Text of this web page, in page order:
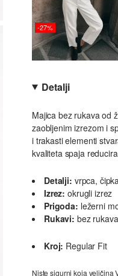
-27%
Detalji
Majica bez rukava od
zaobljenim izrezom i
i trakasti elementi
kvaliteta spaja
Detalji: vrpca,
Izrez: okrugli izrez
Prigoda: ležerni
Rukavi: bez
Kroj: Regular Fit
Niste sigurni koja veličina